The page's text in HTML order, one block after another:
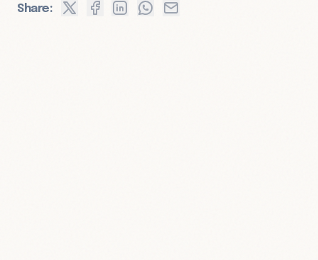
Share: